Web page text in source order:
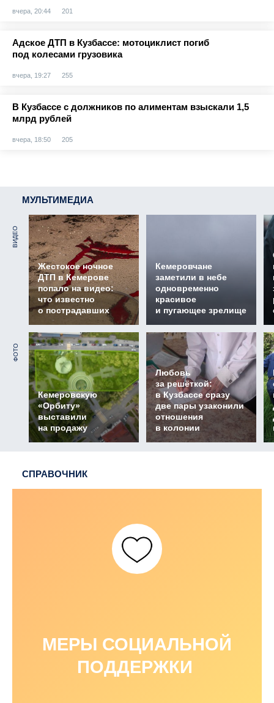
вчера, 20:44 201
Адское ДТП в Кузбассе: мотоциклист погиб
под колесами грузовика
вчера, 19:27 255
В Кузбассе с должников по алиментам взыскали 1,5
млрд рублей
вчера, 18:50 205
МУЛЬТИМЕДИА
ВИДЕО
Жестокое ночное
ДТП в Кемерове
попало на видео:
что известно
о пострадавших
Кемеровчане
заметили в небе
одновременно
красивое
и пугающее зрелище
ФОТО
Кемеровскую
«Орбиту»
выставили
на продажу
Любовь
за решёткой:
в Кузбассе сразу
две пары узаконили
отношения
в колонии
СПРАВОЧНИК
МЕРЫ СОЦИАЛЬНОЙ
ПОДДЕРЖКИ